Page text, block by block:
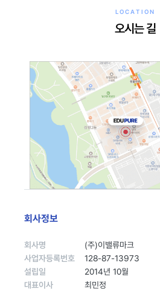
LOCATION
오시는 길
회사정보
회사명
(주)이밸류마크
사업자등록번호
128-87-13973
설립일
2014년 10월
대표이사
최민정